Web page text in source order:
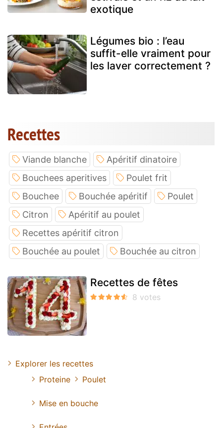
exotique
Légumes bio : l’eau
suffit-elle vraiment pour
les laver correctement ?
Recettes
Viande blanche
Apéritif dinatoire
Bouchees aperitives
Poulet frit
Bouchee
Bouchée apéritif
Poulet
Citron
Apéritif au poulet
Recettes apéritif citron
Bouchée au poulet
Bouchée au citron
Recettes de fêtes
Explorer les recettes
Proteine
Poulet
Mise en bouche